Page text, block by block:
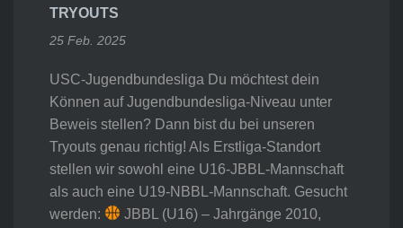
TRYOUTS
25 Feb. 2025
USC-Jugendbundesliga Du möchtest dein
Können auf Jugendbundesliga-Niveau unter
Beweis stellen? Dann bist du bei unseren
Tryouts genau richtig! Als Erstliga-Standort
stellen wir sowohl eine U16-JBBL-Mannschaft
als auch eine U19-NBBL-Mannschaft. Gesucht
werden:
JBBL (U16) – Jahrgänge 2010,